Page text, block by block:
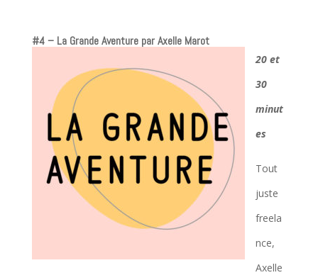
#4 – La Grande Aventure par Axelle Marot
20 et
30
minut
es
Tout
juste
freela
nce,
Axelle